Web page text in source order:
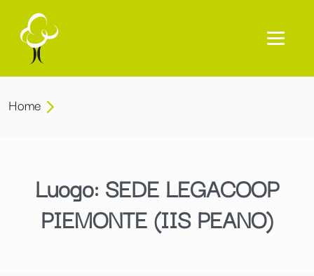
Home
Luogo: SEDE LEGACOOP
PIEMONTE (IIS PEANO)